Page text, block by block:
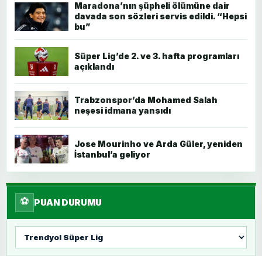
Maradona’nın şüpheli ölümüne dair
davada son sözleri servis edildi. “Hepsi
bu”
Süper Lig’de 2. ve 3. hafta programları
açıklandı
Trabzonspor’da Mohamed Salah
neşesi idmana yansıdı
Jose Mourinho ve Arda Güler, yeniden
İstanbul’a geliyor
⚽ PUAN DURUMU
seç